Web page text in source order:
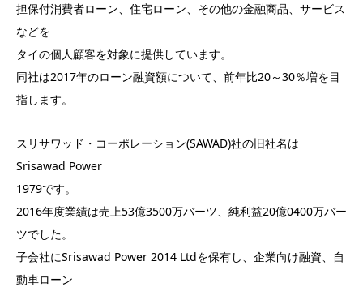
担保付消費者ローン、住宅ローン、その他の金融商品、サービス
などを
タイの個人顧客を対象に提供しています。
同社は2017年のローン融資額について、前年比20～30％増を目
指します。
スリサワッド・コーポレーション(SAWAD)社の旧社名は
Srisawad Power
1979です。
2016年度業績は売上53億3500万バーツ、純利益20億0400万バー
ツでした。
子会社にSrisawad Power 2014 Ltdを保有し、企業向け融資、自
動車ローン